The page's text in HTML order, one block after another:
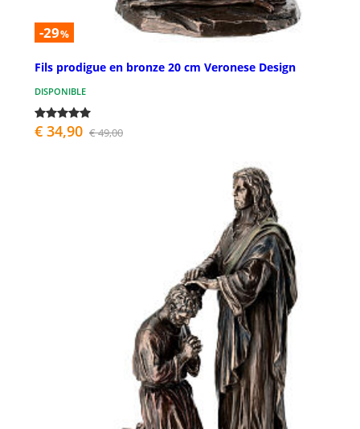
-29%
Fils prodigue en bronze 20 cm Veronese Design
DISPONIBLE
€ 34,90 € 49,00